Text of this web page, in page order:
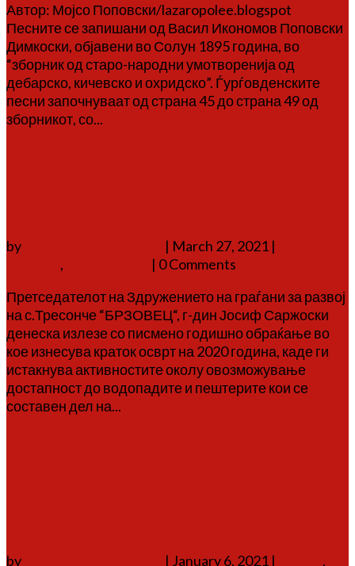
Автор: Мојсо Поповски/lazaropolee.blogspot
Песните се запишани од Васил Икономов Поповски
Димкоски, објавени во Солун 1895 година, во
“зборник од старо-народни умотворенија од
дебарско, кичевско и охридско”. Ѓурѓовденските
песни започнуваат од страна 45 до страна 49 од
зборникот, со...
by | March 27, 2021 |
,
| 0 Comments
Претседателот на Здружението на граѓани за развој
на с.Тресонче “БРЗОВЕЦ“, г-дин Јосиф Саржоски
денеска излезе со писмено годишно обраќање во
кое изнесува краток осврт на 2020 година, каде ги
истакнува активностите околу овозможување
достапност до водопадите и пештерите кои се
составен дел на...
by | January 6, 2021 |
,